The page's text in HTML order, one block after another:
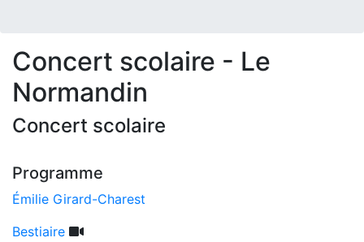
Concert scolaire - Le
Normandin
Concert scolaire
Programme
Émilie Girard-Charest
Bestiaire